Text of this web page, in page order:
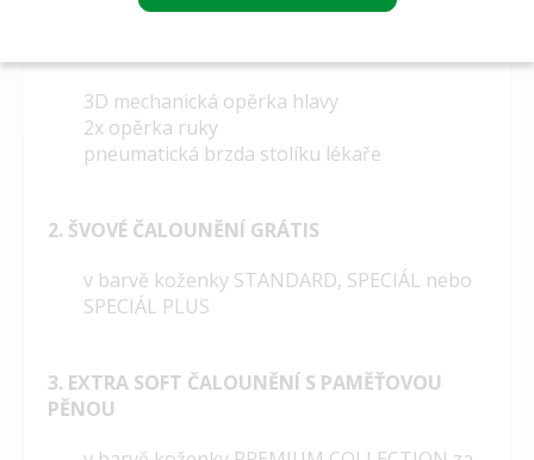
3D mechanická opěrka hlavy
2x opěrka ruky
pneumatická brzda stolíku lékaře
2. ŠVOVÉ ČALOUNĚNÍ GRÁTIS
v barvě koženky STANDARD, SPECIÁL nebo
SPECIÁL PLUS
3. EXTRA SOFT ČALOUNĚNÍ S PAMĚŤOVOU
PĚNOU